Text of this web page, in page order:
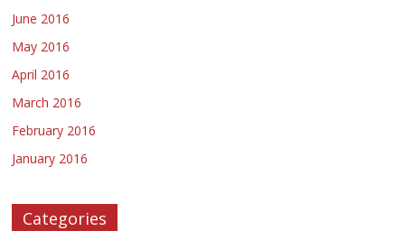
June 2016
May 2016
April 2016
March 2016
February 2016
January 2016
Categories